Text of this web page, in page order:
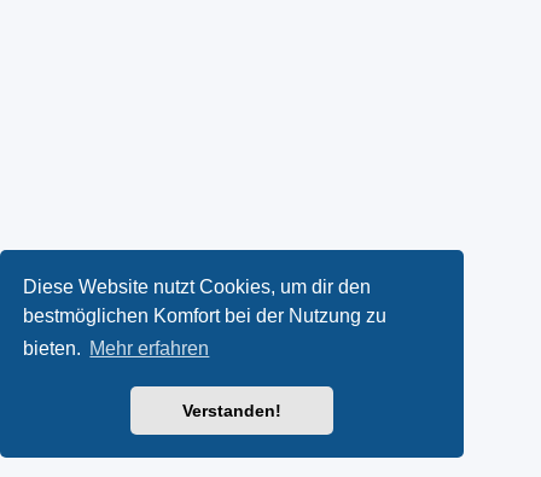
Diese Website nutzt Cookies, um dir den
bestmöglichen Komfort bei der Nutzung zu
bieten. Mehr erfahren
Verstanden!